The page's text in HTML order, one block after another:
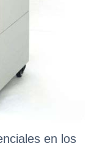
en los